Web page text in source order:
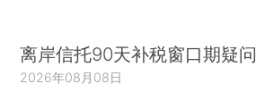
离岸信托90天补税窗口期疑问
2026年08月08日